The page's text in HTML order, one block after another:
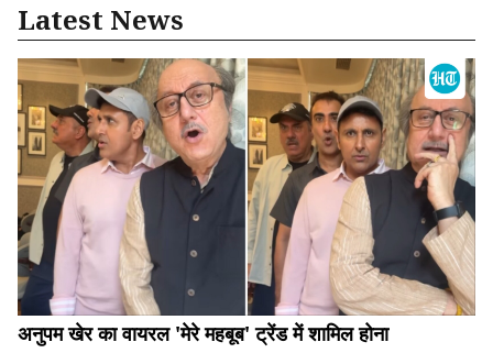
Latest News
अनुपम खेर का वायरल 'मेरे महबूब' ट्रेंड में शामिल होना